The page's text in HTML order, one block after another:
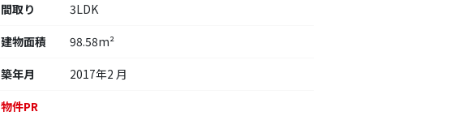
間取り
3LDK
建物面積
98.58m²
築年月
2017年2 月
物件PR